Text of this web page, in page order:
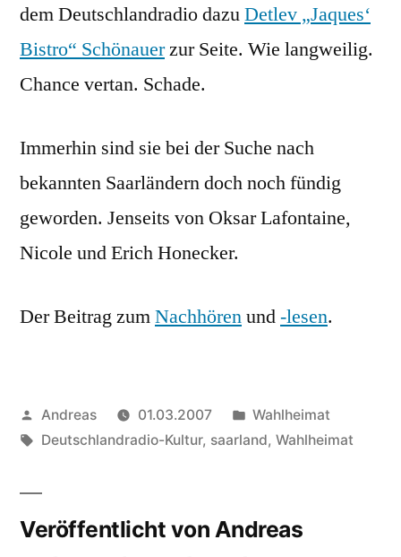
dem Deutschlandradio dazuDetlev „Jaques‘
Bistro“ Schönauerzur Seite. Wie langweilig.
Chance vertan. Schade.
Immerhin sind sie bei der Suche nach
bekannten Saarländern doch noch fündig
geworden. Jenseits von Oksar Lafontaine,
Nicole und Erich Honecker.
Der Beitrag zumNachhörenund-lesen.
Veröffentlicht
von
Andreas 01.03.2007
Veröffentlicht
in
Wahlheimat
Schlagwörter:
Deutschlandradio-Kultur, saarland, Wahlheimat
Veröffentlicht von Andreas